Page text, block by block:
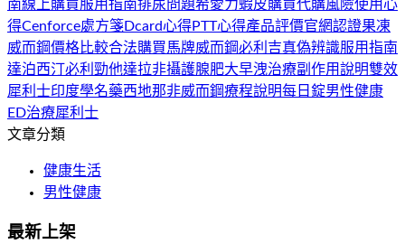
南線上購買服用指南排尿問題希愛力蝦皮購買代購風險使用心
得Cenforce處方箋Dcard心得PTT心得產品評價官網認證果凍
威而鋼價格比較合法購買馬牌威而鋼必利吉真偽辨識服用指南
達泊西汀 必利勁他達拉非攝護腺肥大早洩治療副作用說明雙效
犀利士印度學名藥西地那非威而鋼療程說明每日錠男性健康
ED治療犀利士
文章分類
健康生活
男性健康
最新上架